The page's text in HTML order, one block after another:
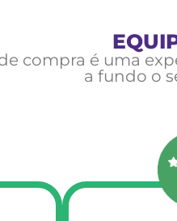
compra é uma
a fundo o